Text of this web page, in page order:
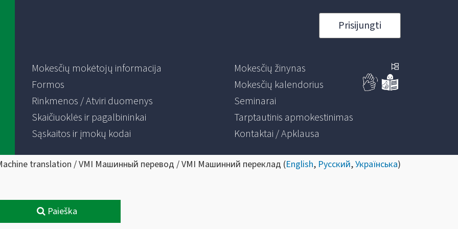
Prisijungti
Mokesčių mokėtojų informacija
Formos
Rinkmenos / Atviri duomenys
Skaičiuoklės ir pagalbininkai
Sąskaitos ir įmokų kodai
Mokesčių žinynas
Mokesčių kalendorius
Seminarai
Tarptautinis apmokestinimas
Kontaktai / Apklausa
translation / VMI Машинный перевод / VMI Машинний переклад (English, Русский,Українська)
Paieška